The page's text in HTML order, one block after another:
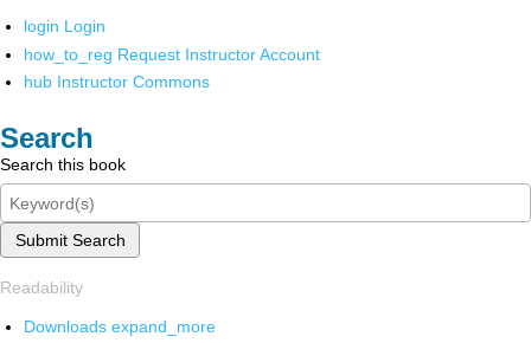
login Login
how_to_reg Request Instructor Account
hub Instructor Commons
Search
Search this book
Submit Search
Readability
Downloads expand_more